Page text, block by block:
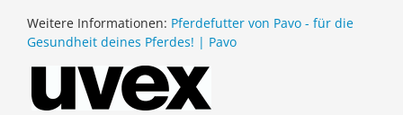
Weitere Informationen: Pferdefutter von Pavo - für die
Gesundheit deines Pferdes! | Pavo